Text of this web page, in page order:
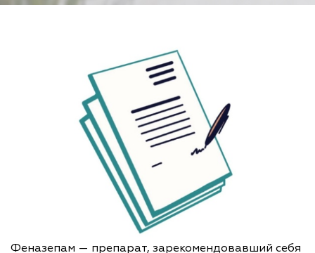
Феназепам — препарат, зарекомендовавший себя